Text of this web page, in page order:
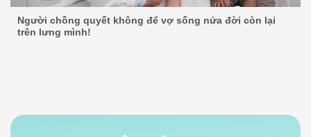
Người chồng quyết không để vợ sống nửa đời còn lại
trên lưng mình!